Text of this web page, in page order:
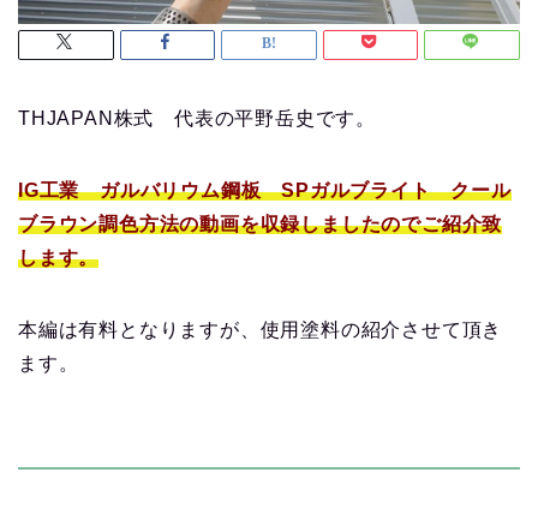
THJAPAN株式 代表の平野岳史です。
IG工業 ガルバリウム鋼板 SPガルブライト クール
ブラウン調色方法の動画を収録しましたのでご紹介致
します。
本編は有料となりますが、使用塗料の紹介させて頂き
ます。